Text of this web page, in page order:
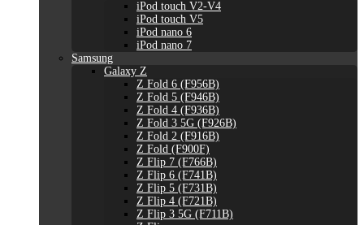
iPod touch V2-V4
iPod touch V5
iPod nano 6
iPod nano 7
Samsung
Galaxy Z
Z Fold 6 (F956B)
Z Fold 5 (F946B)
Z Fold 4 (F936B)
Z Fold 3 5G (F926B)
Z Fold 2 (F916B)
Z Fold (F900F)
Z Flip 7 (F766B)
Z Flip 6 (F741B)
Z Flip 5 (F731B)
Z Flip 4 (F721B)
Z Flip 3 5G (F711B)